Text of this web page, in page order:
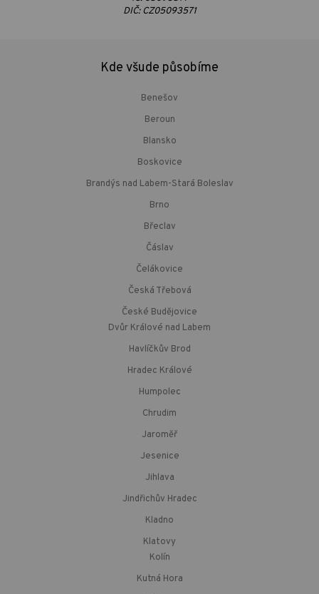
DIČ: CZ05093571
Kde všude působíme
Benešov
Beroun
Blansko
Boskovice
Brandýs nad Labem-Stará Boleslav
Brno
Břeclav
Čáslav
Čelákovice
Česká Třebová
České Budějovice
Dvůr Králové nad Labem
Havlíčkův Brod
Hradec Králové
Humpolec
Chrudim
Jaroměř
Jesenice
Jihlava
Jindřichův Hradec
Kladno
Klatovy
Kolín
Kutná Hora